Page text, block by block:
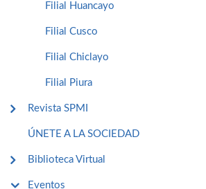
Filial Huancayo
Filial Cusco
Filial Chiclayo
Filial Piura
Revista SPMI
ÚNETE A LA SOCIEDAD
Biblioteca Virtual
Eventos